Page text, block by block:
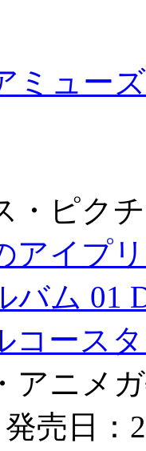
275ポイ
ミュー